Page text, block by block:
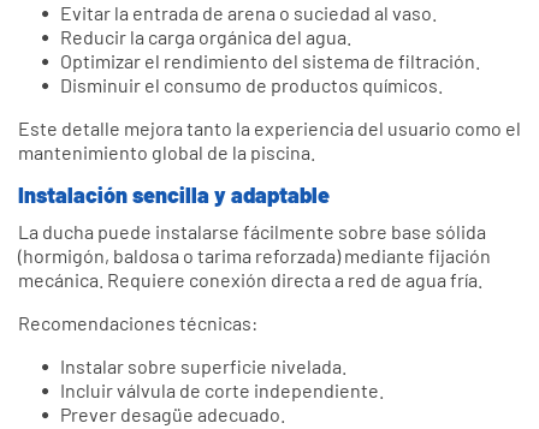
Evitar la entrada de arena o suciedad al vaso.
Reducir la carga orgánica del agua.
Optimizar el rendimiento del sistema de filtración.
Disminuir el consumo de productos químicos.
Este detalle mejora tanto la experiencia del usuario como el
mantenimiento global de la piscina.
Instalación sencilla y adaptable
La ducha puede instalarse fácilmente sobre base sólida
(hormigón, baldosa o tarima reforzada) mediante fijación
mecánica. Requiere conexión directa a red de agua fría.
Recomendaciones técnicas:
Instalar sobre superficie nivelada.
Incluir válvula de corte independiente.
Prever desagüe adecuado.